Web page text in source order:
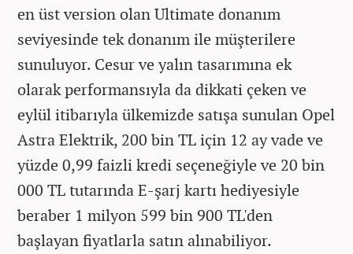
en üst version olan Ultimate donanım
seviyesinde tek donanım ile müşterilere
sunuluyor. Cesur ve yalın tasarımına ek
olarak performansıyla da dikkati çeken ve
eylül itibarıyla ülkemizde satışa sunulan Opel
Astra Elektrik, 200 bin TL için 12 ay vade ve
yüzde 0,99 faizli kredi seçeneğiyle ve 20 bin
000 TL tutarında E-şarj kartı hediyesiyle
beraber 1 milyon 599 bin 900 TL'den
başlayan fiyatlarla satın alınabiliyor.